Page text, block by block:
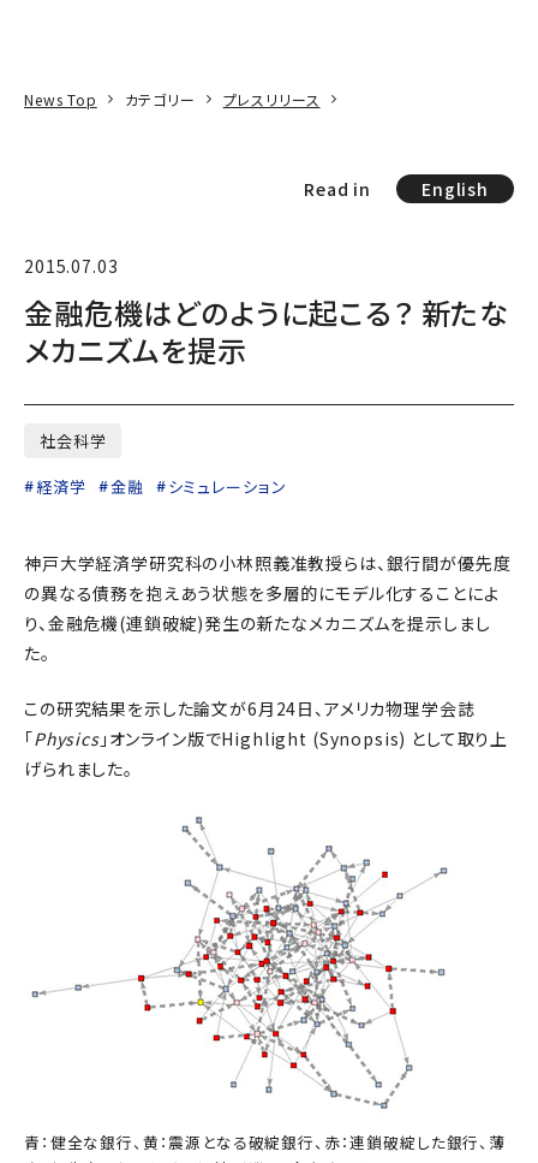
News Top カテゴリー プレスリリース
Read in English
2015.07.03
金融危機はどのように起こる？ 新たな
メカニズムを提示
社会科学
経済学
金融 シミュレーション
神戸大学経済学研究科の小林照義准教授らは、銀行間が優先度
の異なる債務を抱えあう状態を多層的にモデル化することによ
り、金融危機(連鎖破綻)発生の新たなメカニズムを提示しまし
た。
この研究結果を示した論文が6月24日、アメリカ物理学会誌
「Physics」オンライン版でHighlight (Synopsis) として取り上
げられました。
青：健全な銀行、黄：震源となる破綻銀行、赤：連鎖破綻した銀行、薄